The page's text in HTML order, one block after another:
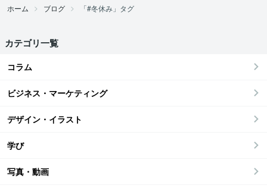
ホーム ブログ 「#冬休み」タグ
カテゴリ一覧
コラム
ビジネス・マーケティング
デザイン・イラスト
学び
写真・動画